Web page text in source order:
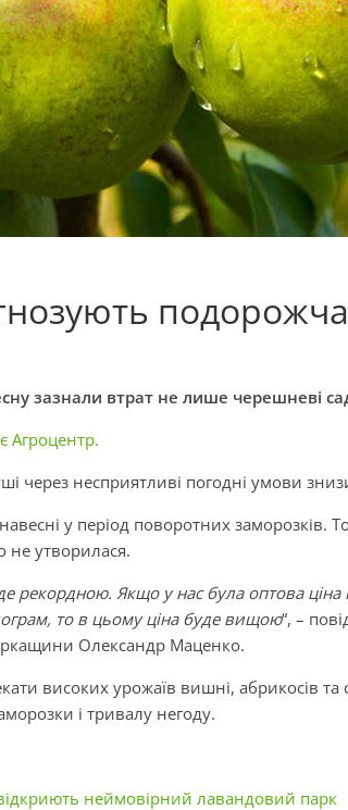
зазнали втрат не лише черешневі
Агроцентр.
через несприятливі погодні умови
у період поворотних заморозків.
не утворилася.
рекордною. Якщо у нас була оптова
то в цьому ціна буде вищою“, –
Олександр Маценко.
високих урожаїв вишні, абрикосів
і тривалу негоду.
неймовірний лавандовий парк